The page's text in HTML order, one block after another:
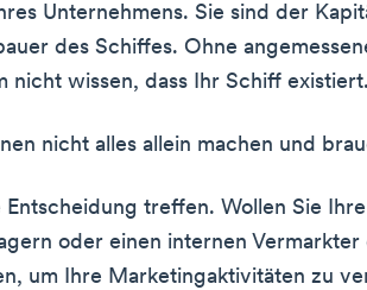
Unternehmens. Sie sind der
des Schiffes. Ohne
nicht wissen, dass Ihr Schiff
nicht alles allein machen und
Entscheidung treffen. Wollen Sie
oder einen internen Vermarkter
um Ihre Marketingaktivitäten zu